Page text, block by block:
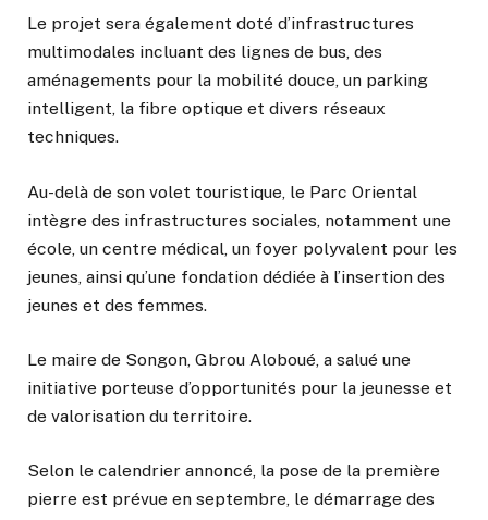
Le projet sera également doté d’infrastructures
multimodales incluant des lignes de bus, des
aménagements pour la mobilité douce, un parking
intelligent, la fibre optique et divers réseaux
techniques.
Au-delà de son volet touristique, le Parc Oriental
intègre des infrastructures sociales, notamment une
école, un centre médical, un foyer polyvalent pour les
jeunes, ainsi qu’une fondation dédiée à l’insertion des
jeunes et des femmes.
Le maire de Songon, Gbrou Aloboué, a salué une
initiative porteuse d’opportunités pour la jeunesse et
de valorisation du territoire.
Selon le calendrier annoncé, la pose de la première
pierre est prévue en septembre, le démarrage des